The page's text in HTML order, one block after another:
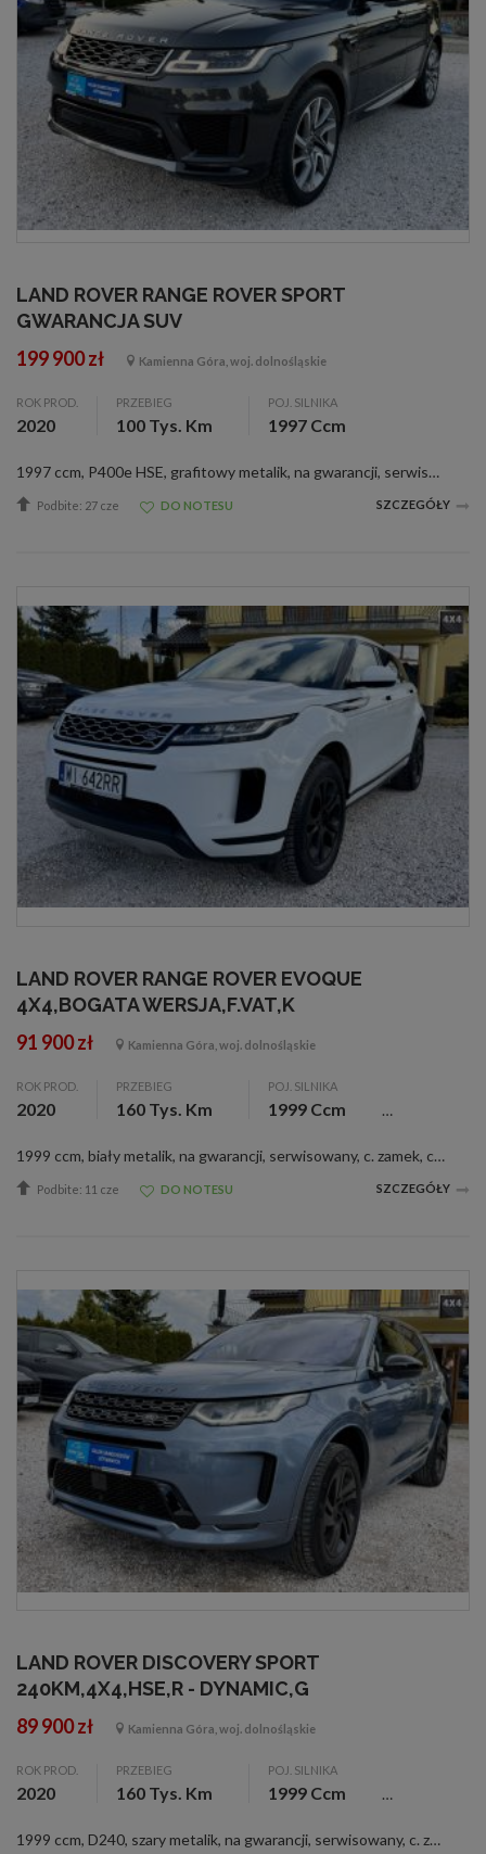
LAND ROVER RANGE ROVER SPORT
GWARANCJA SUV
199 900 zł Kamienna Góra, woj. dolnośląskie
ROK PROD.
2020
PRZEBIEG
100 Tys. Km
POJ. SILNIKA
1997 Ccm
1997 ccm, P400e HSE, grafitowy metalik, na gwarancji, serwisowany, c. zamek, czujnik deszczu, el. reg. lusterka, wspom. kier., &lt;b&gt;Witam Państwa&lt;\/b&gt; Do sprzedania posiadamy sprowadzonego &lt;b&gt;Land Rovera Range Rovera Sporta&lt;\/b&gt; ...
Podbite: 27 cze DO NOTESU SZCZEGÓŁY
LAND ROVER RANGE ROVER EVOQUE
4X4,BOGATA WERSJA,F.VAT,K
91 900 zł Kamienna Góra, woj. dolnośląskie
ROK PROD.
2020
PRZEBIEG
160 Tys. Km
POJ. SILNIKA
1999 Ccm
1999 ccm, biały metalik, na gwarancji, serwisowany, c. zamek, czujnik deszczu, el. reg. lusterka, wspom. kier., &lt;b&gt;Witam Państwa&lt;\/b&gt; Do sprzedania posiadamy &lt;b&gt;Land Rovera Range Rovera Evoquea drugiej generacji &lt;\/b&gt;z roku 2...
Podbite: 11 cze DO NOTESU SZCZEGÓŁY
LAND ROVER DISCOVERY SPORT
240KM,4X4,HSE,R - DYNAMIC,G
89 900 zł Kamienna Góra, woj. dolnośląskie
ROK PROD.
2020
PRZEBIEG
160 Tys. Km
POJ. SILNIKA
1999 Ccm
1999 ccm, D240, szary metalik, na gwarancji, serwisowany, c. zamek, czujnik deszczu, el. reg. lusterka, wspom. kier., &lt;b&gt;Witam Państwa&lt;\/b&gt; Do sprzedania posiadamy sprowadzonego &lt;b&gt;Land Rovera Range Rovera Sport R-Dynamic w wersji H...